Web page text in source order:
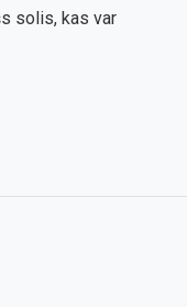
solis, kas var